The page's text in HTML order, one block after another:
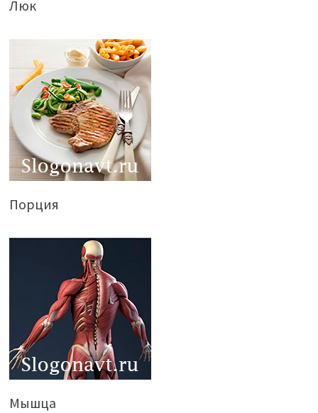
Люк
Порция
Мышца